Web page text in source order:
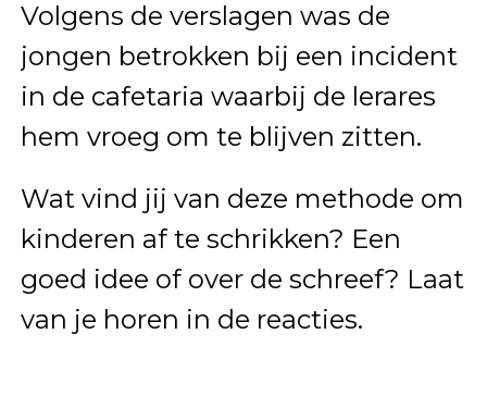
Volgens de verslagen was de
jongen betrokken bij een incident
in de cafetaria waarbij de lerares
hem vroeg om te blijven zitten.
Wat vind jij van deze methode om
kinderen af te schrikken? Een
goed idee of over de schreef? Laat
van je horen in de reacties.